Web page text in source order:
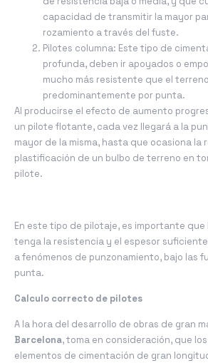
capacidad de transmitir la mayor
rozamiento a través del fuste.
Pilotes columna: Este tipo de
profunda, deben ir apoyados o
mucho más resistente que el
predominantemente por punta.
Al producirse el efecto de aumento
un pilote flotante, cada vez llegará a la
mayor de la misma, hasta que ocasiona la
plastificación de un bulbo de terreno en
pilote.
En este tipo de pilotaje, es importante
tenga la resistencia y el espesor
a fenómenos de punzonamiento, bajo las
punta.
Calculo correcto de pilotes
A la hora del desarrollo de obras de gran
Barcelona, toma en consideración, que los
elementos de cimentación de gran